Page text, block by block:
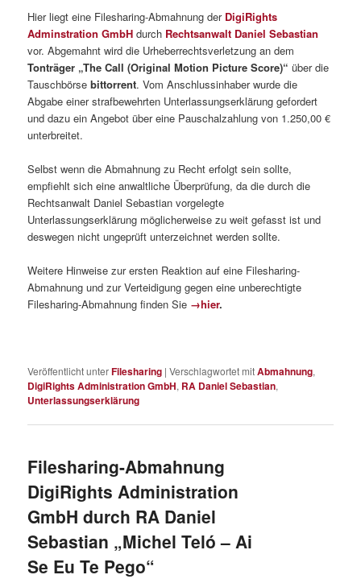
Hier liegt eine Filesharing-Abmahnung der DigiRights
Adminstration GmbH durch Rechtsanwalt Daniel Sebastian
vor. Abgemahnt wird die Urheberrechtsverletzung an dem
Tonträger „The Call (Original Motion Picture Score)“ über die
Tauschbörsebittorrent. Vom Anschlussinhaber wurde die
Abgabe einer strafbewehrten Unterlassungserklärung gefordert
und dazu ein Angebot über eine Pauschalzahlung von 1.250,00 €
unterbreitet.
Selbst wenn die Abmahnung zu Recht erfolgt sein sollte,
empfiehlt sich eine anwaltliche Überprüfung, da die durch die
Rechtsanwalt Daniel Sebastian vorgelegte
Unterlassungserklärung möglicherweise zu weit gefasst ist und
deswegen nicht ungeprüft unterzeichnet werden sollte.
Weitere Hinweise zur ersten Reaktion auf eine Filesharing-
Abmahnung und zur Verteidigung gegen eine unberechtigte
Filesharing-Abmahnung finden Sie →hier.
Veröffentlicht unterFilesharing |Verschlagwortet mitAbmahnung,
DigiRights Administration GmbH, RA Daniel Sebastian,
Unterlassungserklärung
Filesharing-Abmahnung
DigiRights Administration
GmbH durch RA Daniel
Sebastian „Michel Teló – Ai
Se Eu Te Pego“